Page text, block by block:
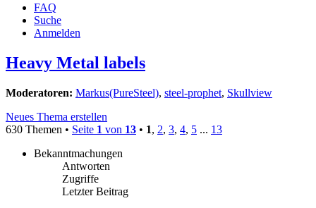
FAQ
Suche
Anmelden
Heavy Metal labels
Moderatoren: Markus(PureSteel), steel-prophet, Skullview
Neues Thema erstellen
630 Themen • Seite 1 von 13 • 1, 2, 3, 4, 5 ... 13
Bekanntmachungen
Antworten
Zugriffe
Letzter Beitrag